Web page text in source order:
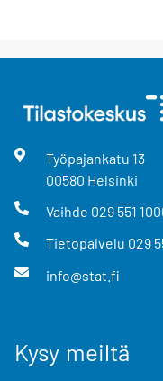
Työpajankatu 13
00580 Helsinki
Vaihde 029 551
Tietopalvelu 029
info@stat.fi
Kysy meiltä